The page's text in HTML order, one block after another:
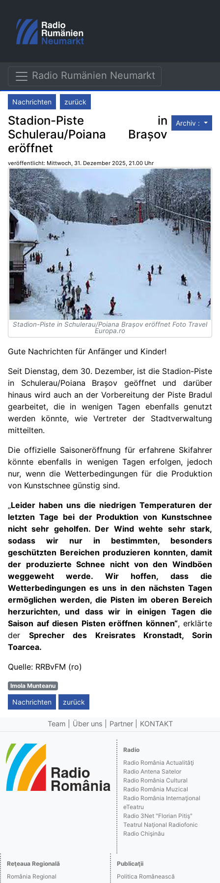
Radio Rumänien Neumarkt
Nachrichten zurück
Archiv :
Stadion-Piste in
Schulerau/Poiana Brașov
eröffnet
veröffentlicht: Mittwoch, 31. Dezember 2025, 21.00 Uhr
Stadion-Piste in Schulerau/Poiana Brașov eröffnet Foto Travel
Europa.ro
Gute Nachrichten für Anfänger und Kinder!
Seit Dienstag, dem 30. Dezember, ist die Stadion-Piste
in Schulerau/Poiana Brașov geöffnet und darüber
hinaus wird auch an der Vorbereitung der Piste Bradul
gearbeitet, die in wenigen Tagen ebenfalls genutzt
werden könnte, wie Vertreter der Stadtverwaltung
mitteilten.
Die offizielle Saisoneröffnung für erfahrene Skifahrer
könnte ebenfalls in wenigen Tagen erfolgen, jedoch
nur, wenn die Wetterbedingungen für die Produktion
von Kunstschnee günstig sind.
„Leider haben uns die niedrigen Temperaturen der
letzten Tage bei der Produktion von Kunstschnee
nicht sehr geholfen. Der Wind wehte sehr stark,
sodass wir nur in bestimmten, besonders
geschützten Bereichen produzieren konnten, damit
der produzierte Schnee nicht von den Windböen
weggeweht werde. Wir hoffen, dass die
Wetterbedingungen es uns in den nächsten Tagen
ermöglichen werden, die Pisten im oberen Bereich
herzurichten, und dass wir in einigen Tagen die
Saison auf diesen Pisten eröffnen können“, erklärte
der Sprecher des Kreisrates Kronstadt, Sorin
Toarcea.
Quelle: RRBvFM (ro)
Imola Munteanu
Nachrichten zurück
Team Über uns Partner KONTAKT
Radio
Radio România Actualităţi
Radio Antena Satelor
Radio România Cultural
Radio România Muzical
Radio România Internaţional
eTeatru
Radio 3Net "Florian Pitiş"
Teatrul Naţional Radiofonic
Radio Chişinău
Reţeaua Regională
România Regional
Publicaţii
Politica Românească